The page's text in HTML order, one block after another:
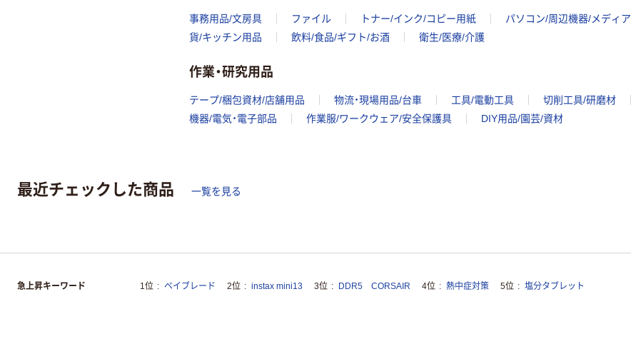
事務用品/文房具 ファイル トナー/インク/コピー用紙 パソコン/周辺機器/メディア
貨/キッチン用品
飲料/食品/ギフト/お酒 衛生/医療/介護
作業・研究用品
テープ/梱包資材/店舗用品 物流・現場用品/台車 工具/電動工具 切削工具/研磨材
機器/電気・電子部品
作業服/ワークウェア/安全保護具 DIY用品/園芸/資材
最近チェックした商品 一覧を見る
急上昇キーワード 1位 ベイブレード 2位 instax mini13 3位 DDR5 CORSAIR 4位 熱中症対策 5位 塩分タブレット